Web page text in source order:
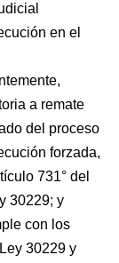
en el
a remate
del proceso
forzada,
731° del
30229; y
con los
30229 y